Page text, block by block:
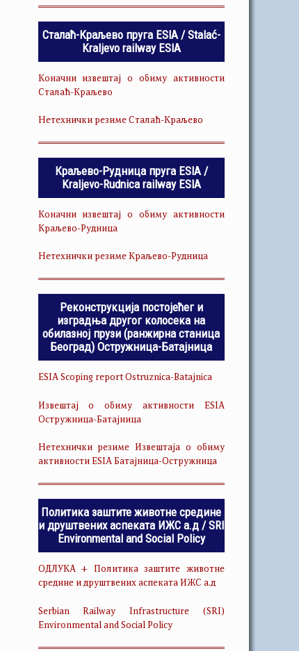
Сталаћ-Краљево пруга ESIA / Stalać-
Kraljevo railway ESIA
Коначни извештај о обиму активности
Сталаћ-Краљево
Нетехнички резиме Сталаћ-Краљево
Краљево-Рудница пруга ESIA /
Kraljevo-Rudnica railway ESIA
Коначни извештај о обиму активности
Краљево-Рудница
Нетехнички резиме Краљево-Рудница
Реконструкција постојећег и
изградња другог колосека на
обилазној прузи (ранжирна станица
Београд) Остружница-Батајница
ESIA Scoping report Ostruznica-Batajnica
Извештај о обиму активности ESIA
Остружница-Батајница
Нетехнички резиме Извештаја о обиму
активности ESIA Батајница-Остружница
Политика заштите животне средине
и друштвених аспеката ИЖС а.д / SRI
Environmental and Social Policy
ОДЛУКА + Политика заштите животне
средине и друштвених аспеката ИЖС а.д
Serbian Railway Infrastructure (SRI)
Environmental and Social Policy